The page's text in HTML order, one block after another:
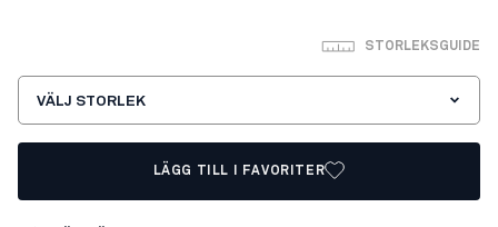
STORLEKSGUIDE
VÄLJ STORLEK
LÄGG TILL I FAVORITER